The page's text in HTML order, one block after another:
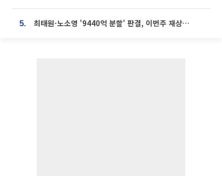
5. 최태원·노소영 '9440억 분할' 판결, 이번주 재상고 여부 주목